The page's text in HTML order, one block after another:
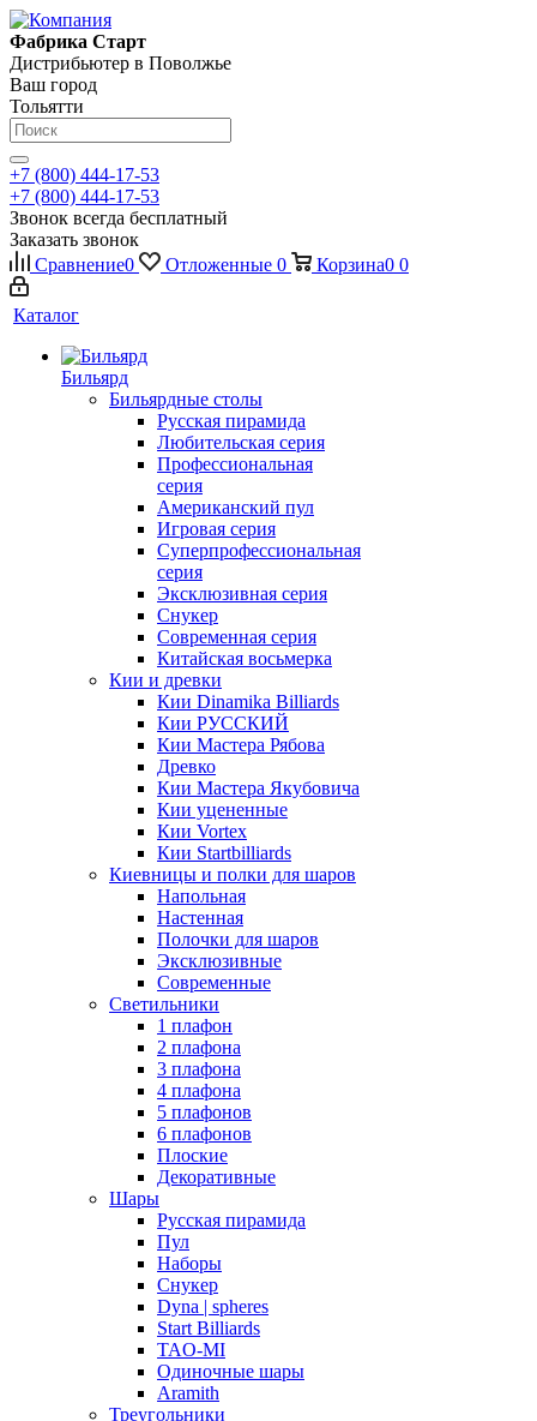
Фабрика Старт
Дистрибьютер в Поволжье
Ваш город
Тольятти
+7 (800) 444-17-53
+7 (800) 444-17-53
Звонок всегда бесплатный
Заказать звонок
Сравнение0 Отложенные 0 Корзина0 0
Каталог
Бильярд
Бильярдные столы
Русская пирамида
Любительская серия
Профессиональная
серия
Американский пул
Игровая серия
Суперпрофессиональная
серия
Эксклюзивная серия
Снукер
Современная серия
Китайская восьмерка
Кии и древки
Кии Dinamika Billiards
Кии РУССКИЙ
Кии Мастера Рябова
Древко
Кии Мастера Якубовича
Кии уцененные
Кии Vortex
Кии Startbilliards
Киевницы и полки для шаров
Напольная
Настенная
Полочки для шаров
Эксклюзивные
Современные
Светильники
1 плафон
2 плафона
3 плафона
4 плафона
5 плафонов
6 плафонов
Плоские
Декоративные
Шары
Русская пирамида
Пул
Наборы
Снукер
Dyna | spheres
Start Billiards
TAO-MI
Одиночные шары
Aramith
Треугольники